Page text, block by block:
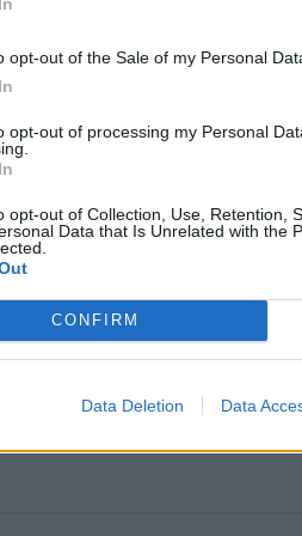
opt-out of the Sale of my Personal
opt-out of processing my Personal
opt-out of Collection, Use, Retention,
Data that Is Unrelated with the
CONFIRM
Data Deletion Data
Anadia
CLIQUE PARA COMENTAR